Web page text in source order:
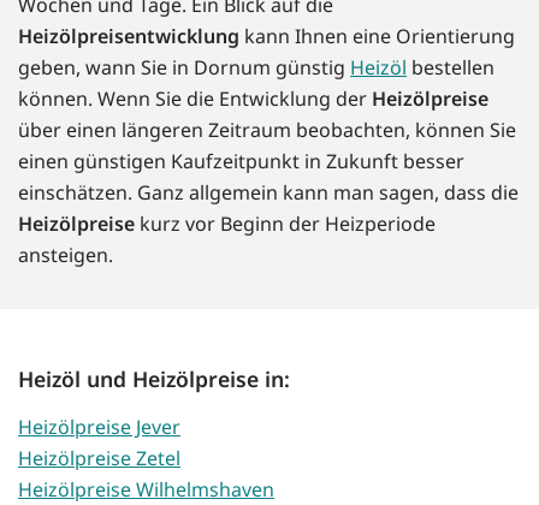
Heizölpreisentwicklung kann Ihnen eine Orientierung
geben, wann Sie in Dornum günstig Heizöl bestellen
können. Wenn Sie die Entwicklung der Heizölpreise
über einen längeren Zeitraum beobachten, können Sie
einen günstigen Kaufzeitpunkt in Zukunft besser
einschätzen. Ganz allgemein kann man sagen, dass die
Heizölpreise kurz vor Beginn der Heizperiode
ansteigen.
Heizöl und Heizölpreise in:
Heizölpreise Jever
Heizölpreise Zetel
Heizölpreise Wilhelmshaven